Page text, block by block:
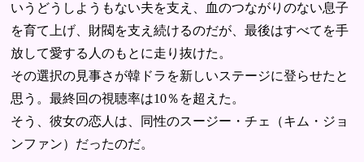
いうどうしようもない夫を支え、血のつながりのない息子
を育て上げ、財閥を支え続けるのだが、最後はすべてを手
放して愛する人のもとに走り抜けた。
その選択の見事さが韓ドラを新しいステージに登らせたと
思う。最終回の視聴率は10％を超えた。
そう、彼女の恋人は、同性のスージー・チェ（キム・ジョ
ンファン）だったのだ。